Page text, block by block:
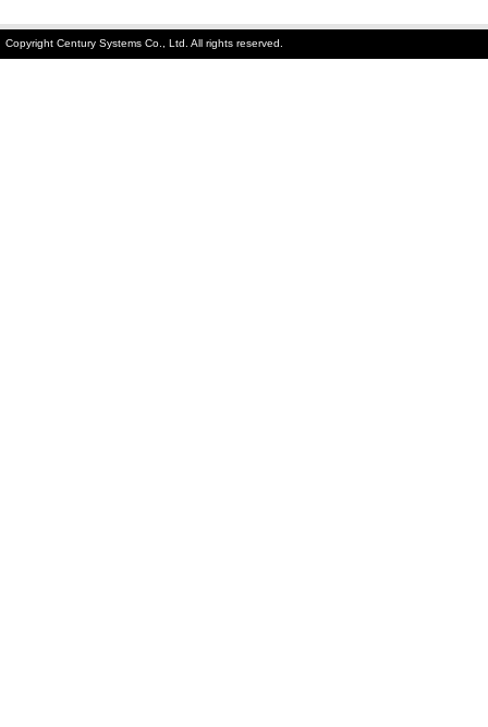
Copyright Century Systems Co., Ltd. All rights reserved.